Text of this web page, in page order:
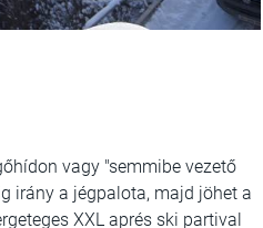
vagy "semmibe vezető
irány a jégpalota, majd jöhet a
XXL aprés ski partival